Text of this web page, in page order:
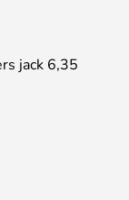
jack 6,35